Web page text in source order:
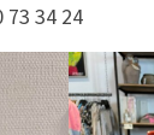
73 34 24